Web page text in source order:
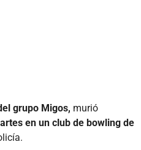
grupo Migos, murió
en un club de bowling de